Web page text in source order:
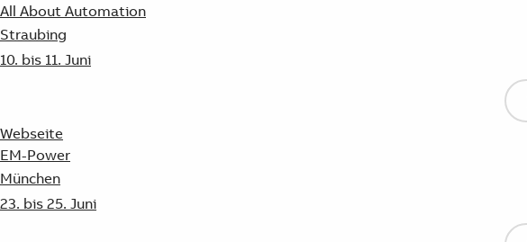
All About Automation
Straubing
10. bis 11. Juni
Webseite
EM-Power
München
23. bis 25. Juni